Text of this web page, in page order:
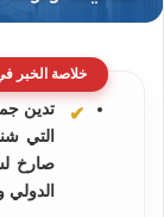
خلاصة الخبر
تدين
التي
صارخ
الدولي